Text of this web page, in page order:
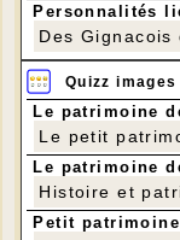
Personnalités
Des Gignacois
Quizz images
Le patrimoine
Le petit
Le patrimoine
Histoire et
Petit